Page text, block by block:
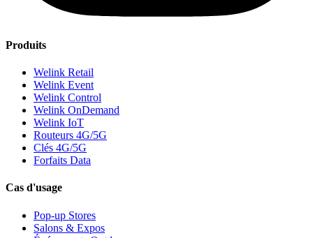
Produits
Welink Retail
Welink Event
Welink Control
Welink OnDemand
Welink IoT
Routeurs 4G/5G
Clés 4G/5G
Forfaits Data
Cas d'usage
Pop-up Stores
Salons & Expos